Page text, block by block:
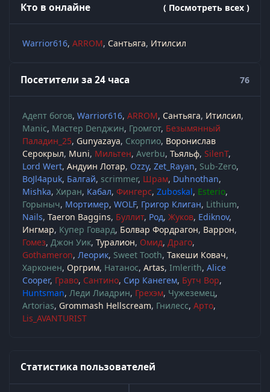
Кто в онлайне ( Посмотреть всех )
Warrior616 ARROM Сантьяга Итилсил
Посетители за 24 часа 76
Адепт богов Warrior616 ARROM Сантьяга Итилсил
Manic Мастер Denджин Громгот Безымянный
Паладин_25 Gunyazaya Скорпио Воронислав
Серокрыл Muni Мильтен Averbu Тьяльф SilenT
Lord Wert Андуин Лотар Ozzy Zet_Rayan Sub-Zero
BoJl4apuk Балгай scrimmer Шрам Duhnothan
Mishka Хиран Кабал Фингерс Zuboskal Esterio
Горыныч Мортимер WOLF Григор Клиган Lithium
Nails Taeron Baggins Буллит Род Жуков Ediknov
Ингмар Купер Говард Болвар Фордрагон Варрон
Гомез Джон Уик Туралион Омид Драго
Gothameron Леорик Sweet Tooth Такеши Ковач
Харконен Оргрим Натанос Artas Imlerith Alice
Cooper Граво Сантино Сир Канегем Бутч Вор
Huntsman Леди Лиадрин Грехэм Чужеземец
Artorias Grommash Hellscream Гнилесс Арто
Lis_AVANTURIST
Статистика пользователей